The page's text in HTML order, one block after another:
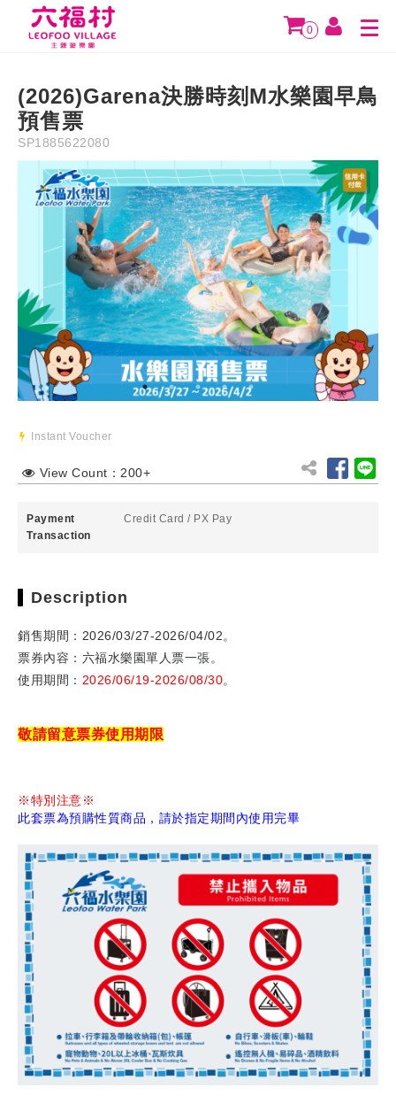
0
Description Instruction Refund Policy
(2026)Garena決勝時刻M水樂園早鳥
預售票
SP1885622080
Instant Voucher
View Count：200+
Payment
Transaction
Credit Card /PX Pay
Description
銷售期間：2026/03/27-2026/04/02。
票券內容：六福水樂園單人票一張。
使用期間： 2026/06/19-2026/08/30。
敬請留意票券使用期限
※特別注意※
此套票為預購性質商品，請於指定期間內使用完畢